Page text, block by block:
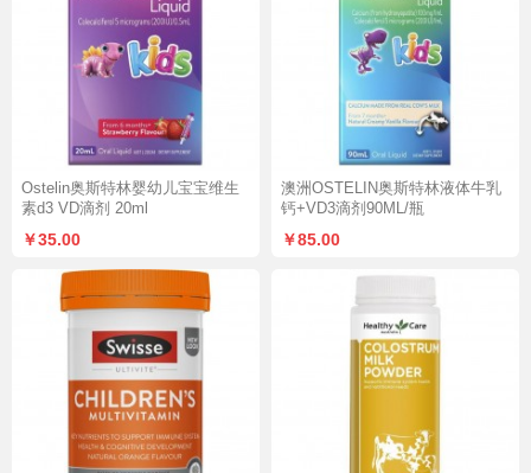
Ostelin奥斯特林婴幼儿宝宝维生
素d3 VD滴剂 20ml
￥35.00
澳洲OSTELIN奥斯特林液体牛乳
钙+VD3滴剂90ML/瓶
￥85.00